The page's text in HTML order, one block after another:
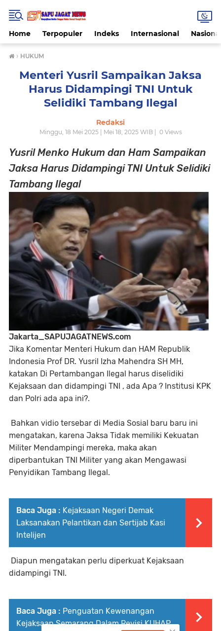
Home Terpopuler Indeks Internasional
› HUKUM
Menteri Yusril Sampaikan Jaksa
Harus Didampingi TNI Untuk
Selidiki Tambang Ilegal
Redaksi
Minggu, 18 Mei 2025 | Mei 18, 2025 WIB | 0Views
Yusril Menko Hukum dan Ham Sampaikan
Jaksa Harus Didampingi TNI Untuk Selidiki
Tambang Ilegal
Jakarta_SAPUJAGATNEWS.com
Jika Komentar Menteri Hukum dan HAM Republik
Indonesia Prof DR. Yusril Izha Mahendra SH MH,
katakan Di Pertambangan Ilegal harus diselidiki
Kejaksaan dan didampingi TNI , ada Apa ? Institusi KPK
dan Polri ada apa ini?.
Bahkan vidio tersebar di Media Sosial baru baru ini
mengatakan, karena Jaksa Tidak memiliki Kekuatan
Militer Mendampingi mereka, maka akan
diperbantukan TNI Militer yang akan Mengawasi
Penyidikan Tambang Ilegal.
Baca Juga : Kejaksaan Negeri Demak
Laksanakan Pelantikan dan Sertijab Kasi
Intelijen
Diapun mengatakan perlu diperkuat Kejaksaan
didampingi TNI.
Baca Juga : Penguatan Kewenangan
Kejaksaan Semarang Dalam Revisi KUHAP